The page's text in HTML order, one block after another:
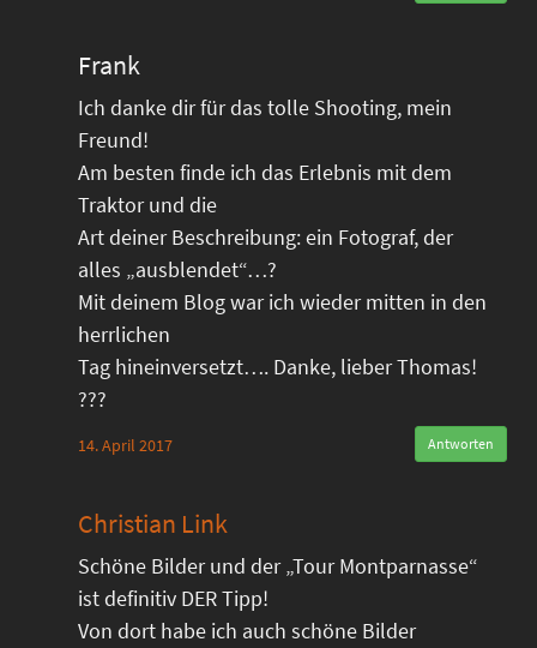
Frank
Ich danke dir für das tolle Shooting, mein
Freund!
Am besten finde ich das Erlebnis mit dem
Traktor und die
Art deiner Beschreibung: ein Fotograf, der
alles „ausblendet“…?
Mit deinem Blog war ich wieder mitten in den
herrlichen
Tag hineinversetzt…. Danke, lieber Thomas!
???
14. April 2017 Antworten
Christian Link
Schöne Bilder und der „Tour Montparnasse“
ist definitiv DER Tipp!
Von dort habe ich auch schöne Bilder